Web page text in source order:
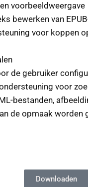
voorbeeldweergave
bewerken van
voor koppen
de gebruiker
voor
bestanden,
de opmaak
Downloaden